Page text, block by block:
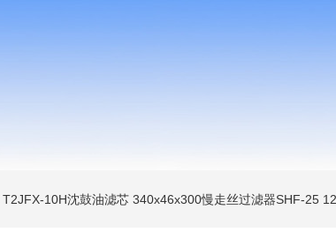
T2JFX-10H沈鼓油滤芯 340x46x300慢走丝过滤器SHF-25